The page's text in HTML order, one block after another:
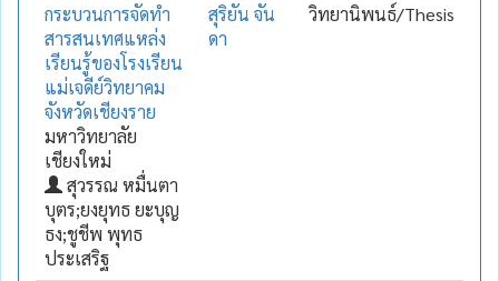
กระบวนการจัดทำ
สารสนเทศแหล่ง
เรียนรู้ของโรงเรียน
แม่เจดีย์วิทยาคม
จังหวัดเชียงราย
มหาวิทยาลัย
เชียงใหม่
สุวรรณ หมื่นตา
บุตร;ยงยุทธ ยะบุญ
ธง;ชูชีพ พุทธ
ประเสริฐ
สุริยัน จัน
ดา
วิทยานิพนธ์/Thesis